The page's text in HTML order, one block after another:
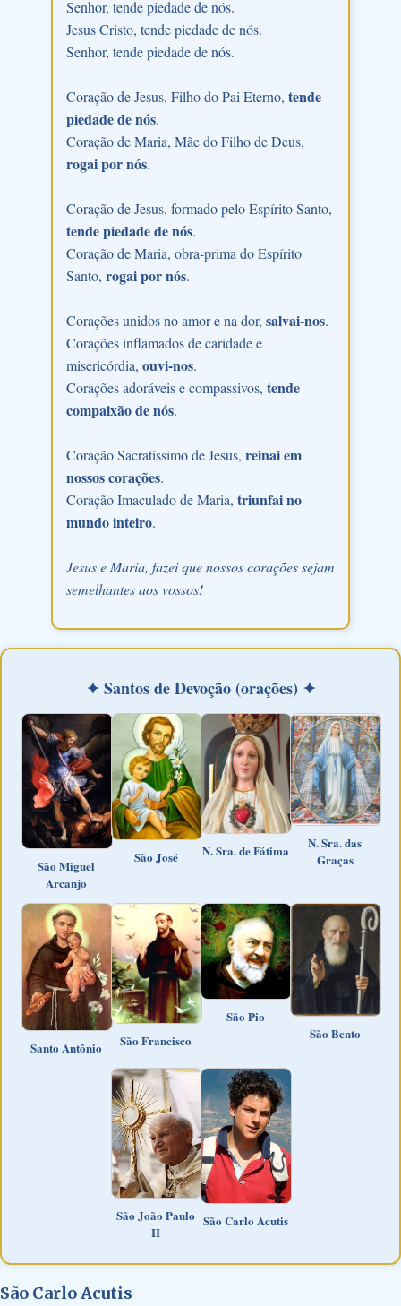
Senhor, tende piedade de nós.
Jesus Cristo, tende piedade de nós.
Senhor, tende piedade de nós.
Coração de Jesus, Filho do Pai Eterno, tende
piedade de nós.
Coração de Maria, Mãe do Filho de Deus,
rogai por nós.
Coração de Jesus, formado pelo Espírito Santo,
tende piedade de nós.
Coração de Maria, obra-prima do Espírito
Santo, rogai por nós.
Corações unidos no amor e na dor, salvai-nos.
Corações inflamados de caridade e
misericórdia, ouvi-nos.
Corações adoráveis e compassivos, tende
compaixão de nós.
Coração Sacratíssimo de Jesus, reinai em
nossos corações.
Coração Imaculado de Maria, triunfai no
mundo inteiro.
Jesus e Maria, fazei que nossos corações sejam
semelhantes aos vossos!
✦ Santos de Devoção (orações) ✦
São Miguel
Arcanjo
São José N. Sra. de Fátima
N. Sra. das
Graças
Santo Antônio São Francisco
São Pio
São Bento
São João Paulo
II
São Carlo Acutis
São Carlo Acutis